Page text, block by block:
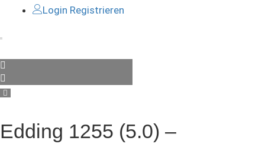
Login Registrieren
Edding 1255 (5.0) –